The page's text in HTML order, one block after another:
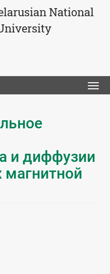
National
и диффузии
магнитной